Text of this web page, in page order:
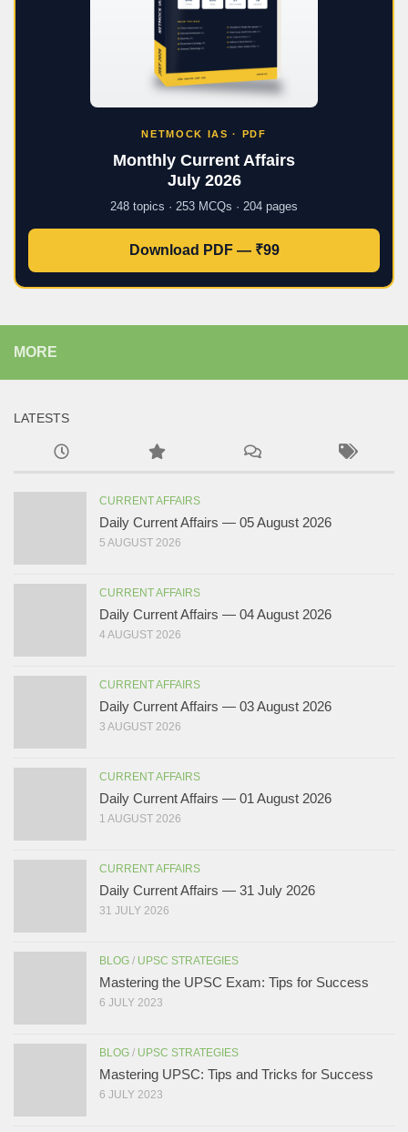
NETMOCK IAS · PDF
Monthly Current Affairs
July 2026
248 topics · 253 MCQs · 204 pages
Download PDF — ₹99
MORE
LATESTS
CURRENT AFFAIRS
Daily Current Affairs — 05 August 2026
5 AUGUST 2026
CURRENT AFFAIRS
Daily Current Affairs — 04 August 2026
4 AUGUST 2026
CURRENT AFFAIRS
Daily Current Affairs — 03 August 2026
3 AUGUST 2026
CURRENT AFFAIRS
Daily Current Affairs — 01 August 2026
1 AUGUST 2026
CURRENT AFFAIRS
Daily Current Affairs — 31 July 2026
31 JULY 2026
BLOG / UPSC STRATEGIES
Mastering the UPSC Exam: Tips for Success
6 JULY 2023
BLOG / UPSC STRATEGIES
Mastering UPSC: Tips and Tricks for Success
6 JULY 2023